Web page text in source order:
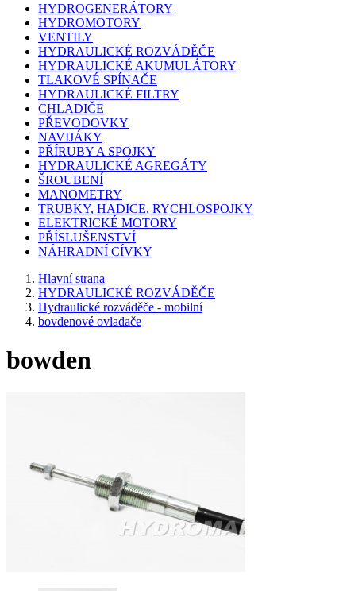
HYDROGENERÁTORY
HYDROMOTORY
VENTILY
HYDRAULICKÉ ROZVÁDĚČE
HYDRAULICKÉ AKUMULÁTORY
TLAKOVÉ SPÍNAČE
HYDRAULICKÉ FILTRY
CHLADIČE
PŘEVODOVKY
NAVIJÁKY
PŘÍRUBY A SPOJKY
HYDRAULICKÉ AGREGÁTY
ŠROUBENÍ
MANOMETRY
TRUBKY, HADICE, RYCHLOSPOJKY
ELEKTRICKÉ MOTORY
PŘÍSLUŠENSTVÍ
NÁHRADNÍ CÍVKY
Hlavní strana
HYDRAULICKÉ ROZVÁDĚČE
Hydraulické rozváděče - mobilní
bovdenové ovladače
bowden